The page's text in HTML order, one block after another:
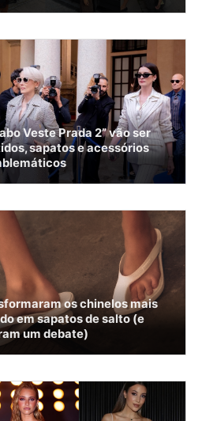
Veste Prada 2” vão ser
sapatos e acessórios
os chinelos mais
em sapatos de salto (e
um debate)